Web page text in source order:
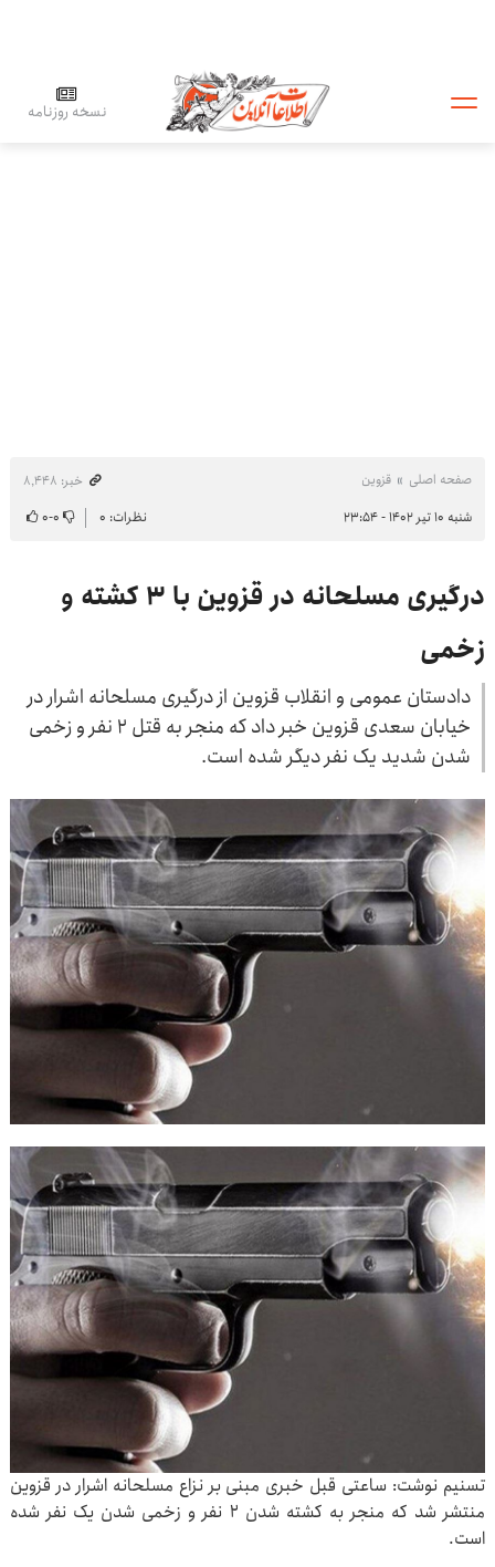
نسخه روزنامه
صفحه اصلی قزوین
خبر: ۸٬۴۴۸
شنبه ۱۰ تیر ۱۴۰۲ - ۲۳:۵۴
نظرات: ۰ ۰-۰
درگیری مسلحانه در قزوین با ۳ کشته و
زخمی
دادستان عمومی و انقلاب قزوین از درگیری مسلحانه اشرار در
خیابان سعدی قزوین خبر داد که منجر به قتل ۲ نفر و زخمی
شدن شدید یک نفر دیگر شده است.
تسنیم نوشت: ساعتی قبل خبری مبنی بر نزاع مسلحانه اشرار در قزوین
منتشر شد که منجر به کشته شدن 2 نفر و زخمی شدن یک نفر شده
است.